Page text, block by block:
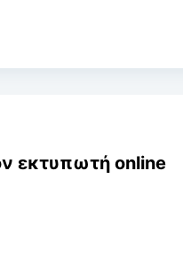
εκτυπωτή online